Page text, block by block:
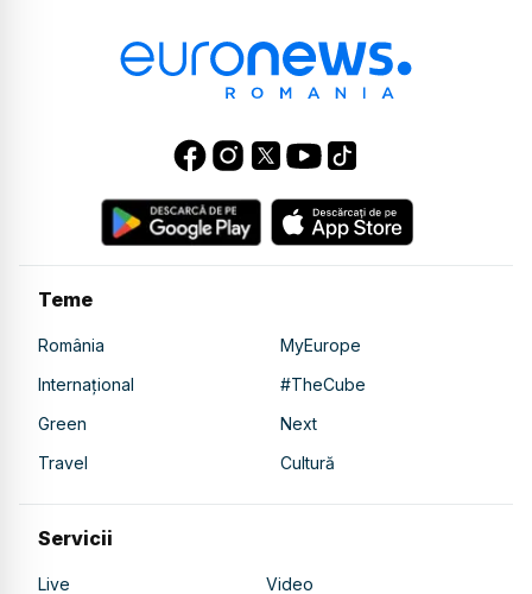
Teme
România
MyEurope
Internațional
#TheCube
Green
Next
Travel
Cultură
Servicii
Live Video